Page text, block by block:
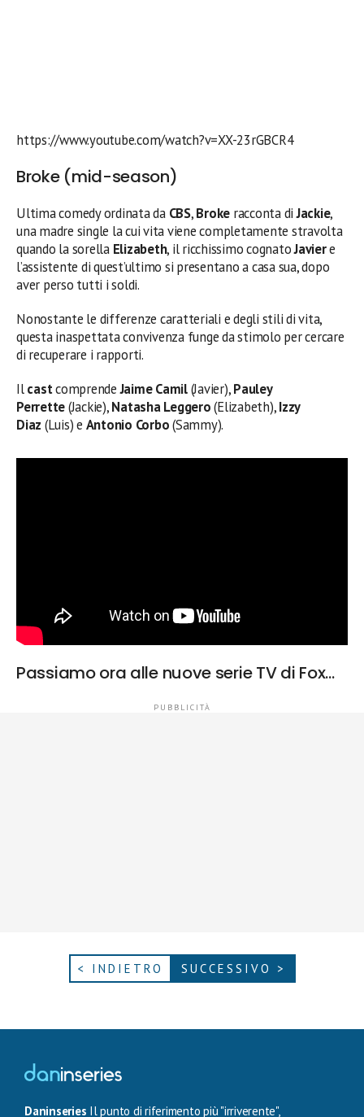
https://www.youtube.com/watch?v=XX-23rGBCR4
Broke (mid-season)
Ultima comedy ordinata da CBS,Broke racconta diJackie,
una madre single la cui vita viene completamente stravolta
quando la sorella Elizabeth, il ricchissimo cognatoJaviere
l’assistente di quest’ultimo si presentano a casa sua, dopo
aver perso tutti i soldi.
Nonostante le differenze caratteriali e degli stili di vita,
questa inaspettata convivenza funge da stimolo per cercare
di recuperare i rapporti.
IlcastcomprendeJaime Camil(Javier),Pauley
Perrette(Jackie),Natasha Leggero(Elizabeth),Izzy
Diaz (Luis) e Antonio Corbo(Sammy).
Passiamo ora alle nuove serie TV di Fox…
< INDIETRO SUCCESSIVO >
Daninseries Il punto di riferimento più "irriverente",